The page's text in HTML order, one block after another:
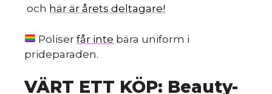
och här är årets deltagare!
Poliserfår inte bära uniform i
prideparaden.
VÄRT ETT KÖP: Beauty-